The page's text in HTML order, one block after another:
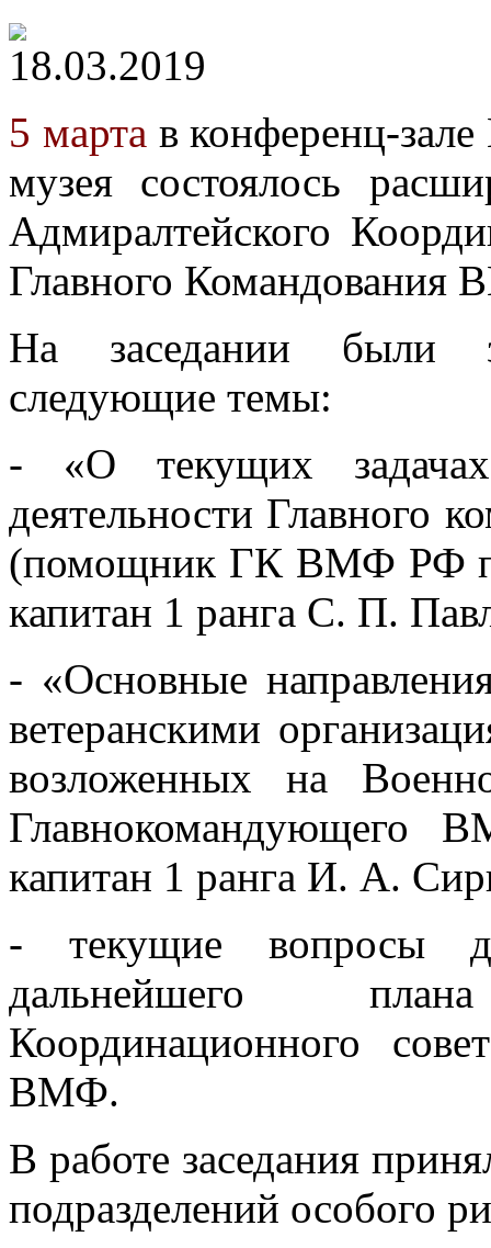
18.03.2019
5 марта в конференц-
музея состоялось
Адмиралтейского
Главного Командования
На заседании были
следующие темы:
- «О текущих
деятельности Главного
(помощник ГК ВМФ РФ по
капитан 1 ранга С. П.
- «Основные
ветеранскими
возложенных на
Главнокомандующего
капитан 1 ранга И. А.
- текущие вопросы
дальнейшего
Координационного
ВМФ.
В работе заседания
подразделений особого